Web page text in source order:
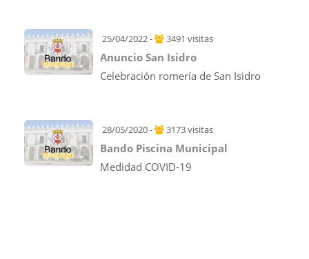
25/04/2022 - 3491 visitas
Anuncio San Isidro
Celebración romería de San Isidro
28/05/2020 - 3173 visitas
Bando Piscina Municipal
Medidad COVID-19